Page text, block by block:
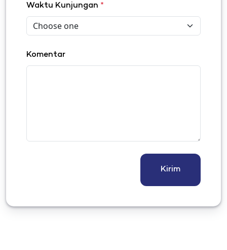
Waktu Kunjungan *
Komentar
Kirim